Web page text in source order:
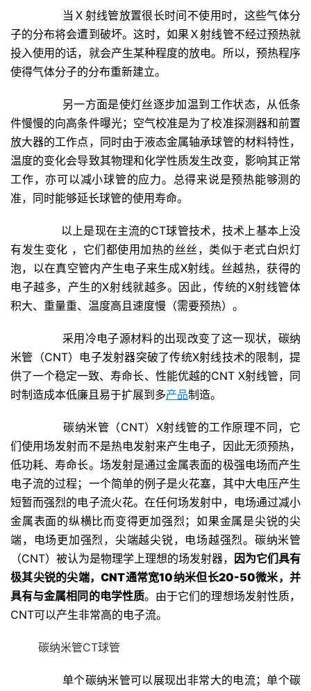
当Ｘ射线管放置很长时间不使用时，这些气体分
子的分布将会遭到破坏。这时，如果Ｘ射线管不经过预热就
投入使用的话，就会产生某种程度的放电。所以，预热程序
使得气体分子的分布重新建立。
另一方面是使灯丝逐步加温到工作状态， 从低条
件慢慢的向高条件曝光； 空气校准是为了校准探测器和前置
放大器的工作点 ，同时由于液态金属轴承球管的材料特性，
温度的变化会导致其物理和化学性质发生改变，影响其正常
工作，亦可以减小球管的应力。总得来说是预热能够测的
准，同时能够延长球管的使用寿命。
以上是现在主流的CT球管技术，技术上基本上没
有发生变化 ，它们都使用加热的丝丝，类似于老式白炽灯
泡，以在真空管内产生电子来生成X射线。丝越热，获得的
电子越多，产生的X射线就越多。因此，传统的X射线管体
积大、重量重、温度高且速度慢（需要预热）。
采用冷电子源材料的出现改变了这一现状，碳纳
米管（CNT）电子发射器突破了传统X射线技术的限制，提
供了一个稳定一致、寿命长、性能优越的CNT X射线管，同
时制造成本低廉且易于扩展到多产品制造。
碳纳米管（CNT）X射线管的工作原理不同，它
们使用场发射而不是热电发射来产生电子，因此无须预热，
低功耗、寿命长。场发射是通过金属表面的极强电场而产生
电子流的过程；一个简单的例子是火花塞，其中大电压产生
短暂而强烈的电子流火花。在任何场发射中，电场通过减小
金属表面的纵横比而变得更加强烈；如果金属是尖锐的尖
端，电场更加强烈，尖端越尖锐，电场越强烈。碳纳米管
（CNT）被认为是物理学上理想的场发射器，
因为它们具有
极其尖锐的尖端，CNT通常宽10纳米但长20-50微米，并
具有与金属相同的电学性质。由于它们的理想场发射性质，
CNT可以产生非常高的电子流。
碳纳米管CT球管
单个碳纳米管可以展现出非常大的电流；单个碳